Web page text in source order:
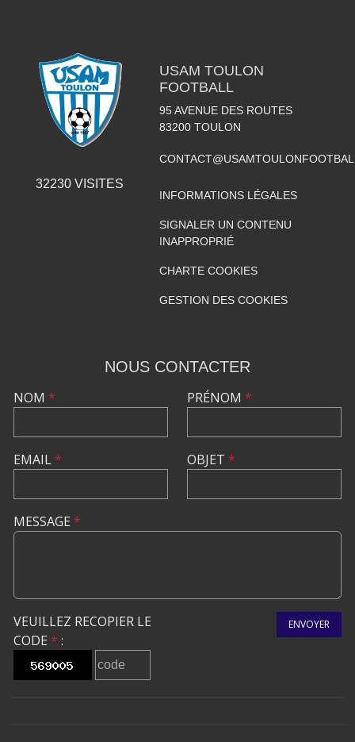
32230VISITES
USAM TOULON
FOOTBALL
95 AVENUE DES ROUTES
83200 TOULON
INFORMATIONS LÉGALES
SIGNALER UN CONTENU
INAPPROPRIÉ
CHARTE COOKIES
GESTION DES COOKIES
NOUS CONTACTER
NOM *
EMAIL*
PRÉNOM *
OBJET *
MESSAGE *
VEUILLEZ RECOPIER LE
CODE * :
ENVOYER